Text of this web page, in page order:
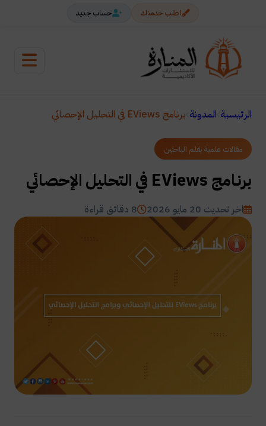
اطلب خدمتك حساب جديد
الرئيسية المدونة برنامج EViews في التحليل الإحصائي
مقالات علمية بقلم الباحثين
برنامج EViews في التحليل الإحصائي
اخر تحديث 20 مايو 2026 8 دقائق قراءة